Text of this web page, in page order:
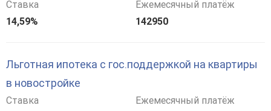
Ставка
14,59%
Ежемесячный платёж
142950
Льготная ипотека с гос.поддержкой на квартиры
в новостройке
Ставка
Ежемесячный платёж